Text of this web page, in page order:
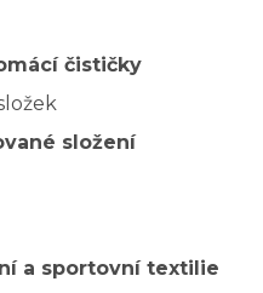
čističky
složení
a sportovní textilie